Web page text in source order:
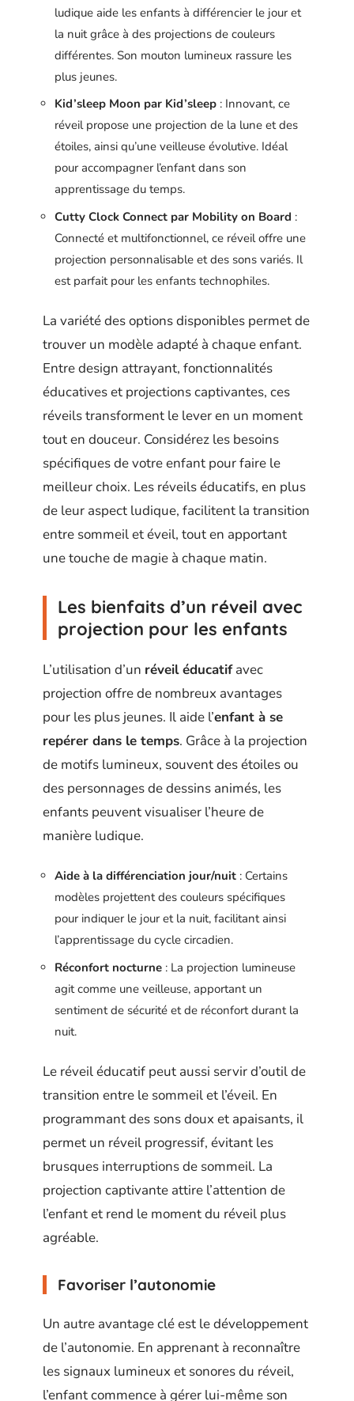
ludique aide les enfants à différencier le jour et
la nuit grâce à des projections de couleurs
différentes. Son mouton lumineux rassure les
plus jeunes.
Kid’sleep Moon par Kid’sleep : Innovant, ce
réveil propose une projection de la lune et des
étoiles, ainsi qu’une veilleuse évolutive. Idéal
pour accompagner l’enfant dans son
apprentissage du temps.
Cutty Clock Connect par Mobility on Board :
Connecté et multifonctionnel, ce réveil offre une
projection personnalisable et des sons variés. Il
est parfait pour les enfants technophiles.
La variété des options disponibles permet de
trouver un modèle adapté à chaque enfant.
Entre design attrayant, fonctionnalités
éducatives et projections captivantes, ces
réveils transforment le lever en un moment
tout en douceur. Considérez les besoins
spécifiques de votre enfant pour faire le
meilleur choix. Les réveils éducatifs, en plus
de leur aspect ludique, facilitent la transition
entre sommeil et éveil, tout en apportant
une touche de magie à chaque matin.
Les bienfaits d’un réveil avec
projection pour les enfants
L’utilisation d’un réveil éducatifavec
projection offre de nombreux avantages
pour les plus jeunes. Il aide l’enfant à se
repérer dans le temps. Grâce à la projection
de motifs lumineux, souvent des étoiles ou
des personnages de dessins animés, les
enfants peuvent visualiser l’heure de
manière ludique.
Aide à la différenciation jour/nuit : Certains
modèles projettent des couleurs spécifiques
pour indiquer le jour et la nuit, facilitant ainsi
l’apprentissage du cycle circadien.
Réconfort nocturne : La projection lumineuse
agit comme une veilleuse, apportant un
sentiment de sécurité et de réconfort durant la
nuit.
Le réveil éducatif peut aussi servir d’outil de
transition entre le sommeil et l’éveil. En
programmant des sons doux et apaisants, il
permet un réveil progressif, évitant les
brusques interruptions de sommeil. La
projection captivante attire l’attention de
l’enfant et rend le moment du réveil plus
agréable.
Favoriser l’autonomie
Un autre avantage clé est le développement
de l’autonomie. En apprenant à reconnaître
les signaux lumineux et sonores du réveil,
l’enfant commence à gérer lui-même son